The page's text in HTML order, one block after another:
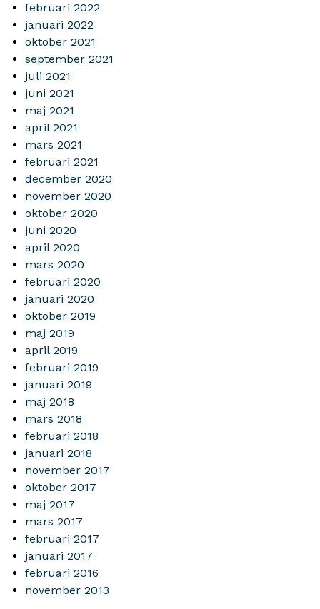
februari 2022
januari 2022
oktober 2021
september 2021
juli 2021
juni 2021
maj 2021
april 2021
mars 2021
februari 2021
december 2020
november 2020
oktober 2020
juni 2020
april 2020
mars 2020
februari 2020
januari 2020
oktober 2019
maj 2019
april 2019
februari 2019
januari 2019
maj 2018
mars 2018
februari 2018
januari 2018
november 2017
oktober 2017
maj 2017
mars 2017
februari 2017
januari 2017
februari 2016
november 2013